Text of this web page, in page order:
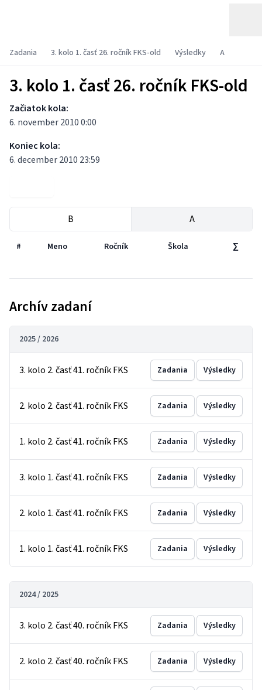
Zadania 3. kolo 1. časť 26. ročník FKS-old Výsledky A
3. kolo 1. časť 26. ročník FKS-old
Začiatok kola:
6. november 2010 0:00
Koniec kola:
6. december 2010 23:59
B A
# Meno Ročník Škola ∑
Archív zadaní
2025 / 2026
3. kolo 2. časť 41. ročník FKS Zadania Výsledky
2. kolo 2. časť 41. ročník FKS Zadania Výsledky
1. kolo 2. časť 41. ročník FKS Zadania Výsledky
3. kolo 1. časť 41. ročník FKS Zadania Výsledky
2. kolo 1. časť 41. ročník FKS Zadania Výsledky
1. kolo 1. časť 41. ročník FKS Zadania Výsledky
2024 / 2025
3. kolo 2. časť 40. ročník FKS Zadania Výsledky
2. kolo 2. časť 40. ročník FKS Zadania Výsledky